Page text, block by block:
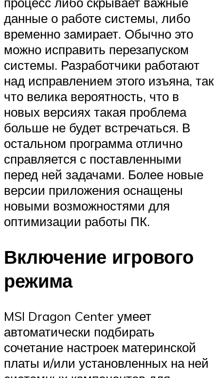
данные о работе системы, либо
временно замирает. Обычно это
можно исправить перезапуском
системы. Разработчики работают
над исправлением этого изъяна, так
что велика вероятность, что в
новых версиях такая проблема
больше не будет встречаться. В
остальном программа отлично
справляется с поставленными
перед ней задачами. Более новые
версии приложения оснащены
новыми возможностями для
оптимизации работы ПК.
Включение игрового
режима
MSI Dragon Center умеет
автоматически подбирать
сочетание настроек материнской
платы и/или установленных на ней